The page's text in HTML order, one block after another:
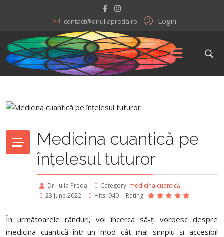
Login
contact@driuliapreda.ro
Medicina cuantică pe
înțelesul tuturor
Dr. Iulia Preda Category: medicina cuantică
23 June 2022
Hits: 940 Rating:
În următoarele rânduri, voi încerca să-ți vorbesc despre
medicina cuantică într-un mod cât mai simplu și accesibil